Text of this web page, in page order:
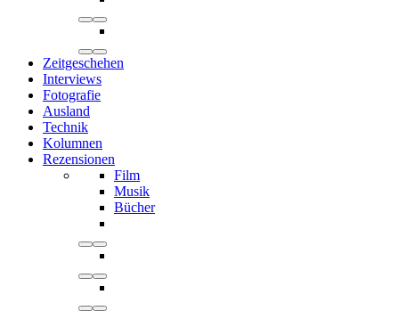
Zeitgeschehen
Interviews
Fotografie
Ausland
Technik
Kolumnen
Rezensionen
Film
Musik
Bücher